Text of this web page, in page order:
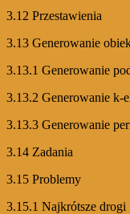
3.12 Przestawienia
3.13 Generowanie
3.13.1 Generowanie
3.13.2 Generowanie k-
3.13.3 Generowanie
3.14 Zadania
3.15 Problemy
3.15.1 Najkrótsze drogi